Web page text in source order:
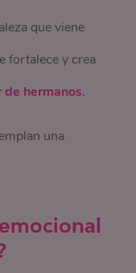
que viene
fortalece y crea
de hermanos.
una